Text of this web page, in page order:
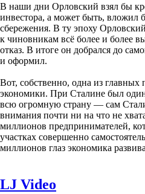
В наши дни Орловский взял бы
инвестора, а может быть, вложил
сбережения. В ту эпоху
к чиновникам всё более и более
отказ. В итоге он добрался до
и оформил.
Вот, собственно, одна из главных
экономики. При Сталине был
всю огромную страну — сам
внимания почти ни на что не
миллионов предпринимателей,
участках совершенно
миллионов глаз экономика
LJ Video